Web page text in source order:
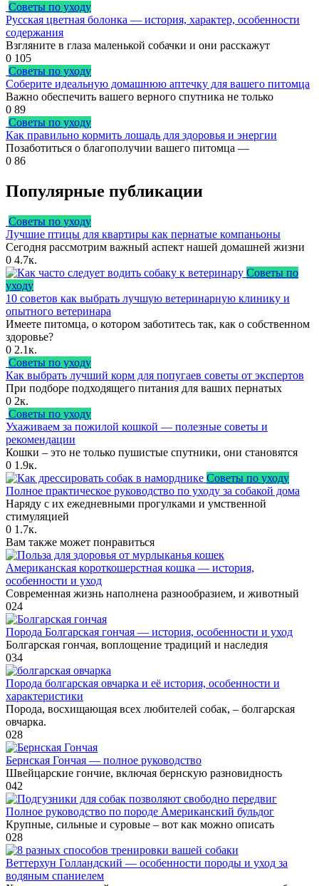
Советы по уходу
Русская цветная болонка — история, характер, особенности
содержания
Взгляните в глаза маленькой собачки и они расскажут
0 105
Советы по уходу
Соберите идеальную домашнюю аптечку для вашего питомца
Важно обеспечить вашего верного спутника не только
0 89
Советы по уходу
Как правильно кормить лошадь для здоровья и энергии
Позаботиться о благополучии вашего питомца —
0 86
Популярные публикации
Советы по уходу
Лучшие птицы для квартиры как пернатые компаньоны
Сегодня рассмотрим важный аспект нашей домашней жизни
0 4.7к.
Советы по
уходу
10 советов как выбрать лучшую ветеринарную клинику и
опытного ветеринара
Имеете питомца, о котором заботитесь так, как о собственном
здоровье?
0 2.1к.
Советы по уходу
Как выбрать лучший корм для попугаев советы от экспертов
При подборе подходящего питания для ваших пернатых
0 2к.
Советы по уходу
Ухаживаем за пожилой кошкой — полезные советы и
рекомендации
Кошки – это не только пушистые спутники, они становятся
0 1.9к.
Советы по уходу
Полное практическое руководство по уходу за собакой дома
Наряду с их ежедневными прогулками и умственной
стимуляцией
0 1.7к.
Вам также может понравиться
Американская короткошерстная кошка — история,
особенности и уход
Современная жизнь наполнена разнообразием, и животный
024
Порода Болгарская гончая — история, особенности и уход
Болгарская гончая, воплощение традиций и наследия
034
Порода болгарская овчарка и её история, особенности и
характеристики
Порода, восхищающая всех любителей собак, – болгарская
овчарка.
028
Бернская Гончая — полное руководство
Швейцарские гончие, включая бернскую разновидность
042
Полное руководство по породе Американский бульдог
Крупные, сильные и суровые – вот как можно описать
028
Веттерхун Голландский — особенности породы и уход за
водяным спаниелем